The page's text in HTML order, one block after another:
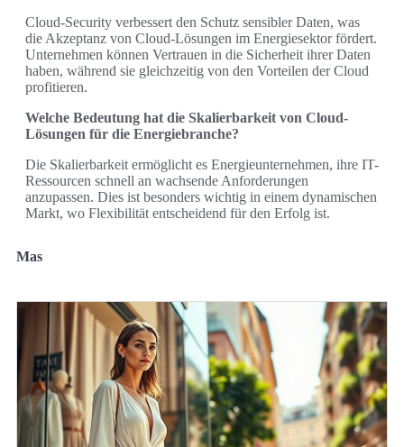
Cloud-Security verbessert den Schutz sensibler Daten, was
die Akzeptanz von Cloud-Lösungen im Energiesektor fördert.
Unternehmen können Vertrauen in die Sicherheit ihrer Daten
haben, während sie gleichzeitig von den Vorteilen der Cloud
profitieren.
Welche Bedeutung hat die Skalierbarkeit von Cloud-
Lösungen für die Energiebranche?
Die Skalierbarkeit ermöglicht es Energieunternehmen, ihre IT-
Ressourcen schnell an wachsende Anforderungen
anzupassen. Dies ist besonders wichtig in einem dynamischen
Markt, wo Flexibilität entscheidend für den Erfolg ist.
Mas